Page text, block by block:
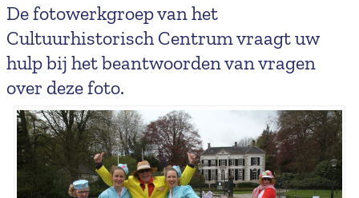
De fotowerkgroep van het
Cultuurhistorisch Centrum vraagt uw
hulp bij het beantwoorden van vragen
over deze foto.